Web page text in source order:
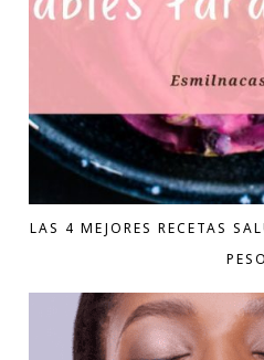
LAS 4 MEJORES RECETAS
PESO